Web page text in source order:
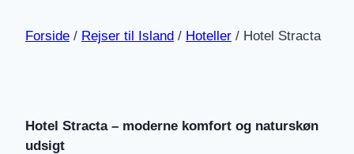
Forside / Rejser til Island / Hoteller / Hotel Stracta
Hotel Stracta – moderne komfort og naturskøn
udsigt